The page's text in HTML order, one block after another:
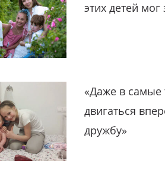
этих детей мог
«Даже в
двигаться
дружбу»